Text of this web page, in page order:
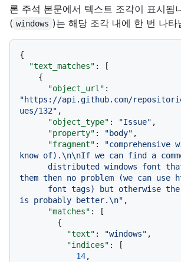
론 주석 본문에서 텍스트 조각이 표시됩
( windows )는 해당 조각 내에 한 번 나타
{
"text_matches" :
[
{
"object_url" :
"https://api.github.com/
ues/132" ,
"object_type" : "Issue" ,
"property" : "body" ,
"fragment" :
"comprehensive
know of).\n\nIf we can find a
them then no problem (we can use
is probably better.\n" ,
"matches" :
[
{
"text" : "windows" ,
"indices" :
[
14,